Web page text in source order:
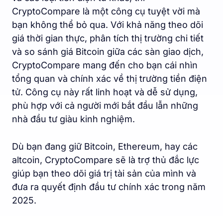
CryptoCompare là một công cụ tuyệt vời mà
bạn không thể bỏ qua. Với khả năng theo dõi
giá thời gian thực, phân tích thị trường chi tiết
và so sánh giá Bitcoin giữa các sàn giao dịch,
CryptoCompare mang đến cho bạn cái nhìn
tổng quan và chính xác về thị trường tiền điện
tử. Công cụ này rất linh hoạt và dễ sử dụng,
phù hợp với cả người mới bắt đầu lẫn những
nhà đầu tư giàu kinh nghiệm.
Dù bạn đang giữ Bitcoin, Ethereum, hay các
altcoin, CryptoCompare sẽ là trợ thủ đắc lực
giúp bạn theo dõi giá trị tài sản của mình và
đưa ra quyết định đầu tư chính xác trong năm
2025.